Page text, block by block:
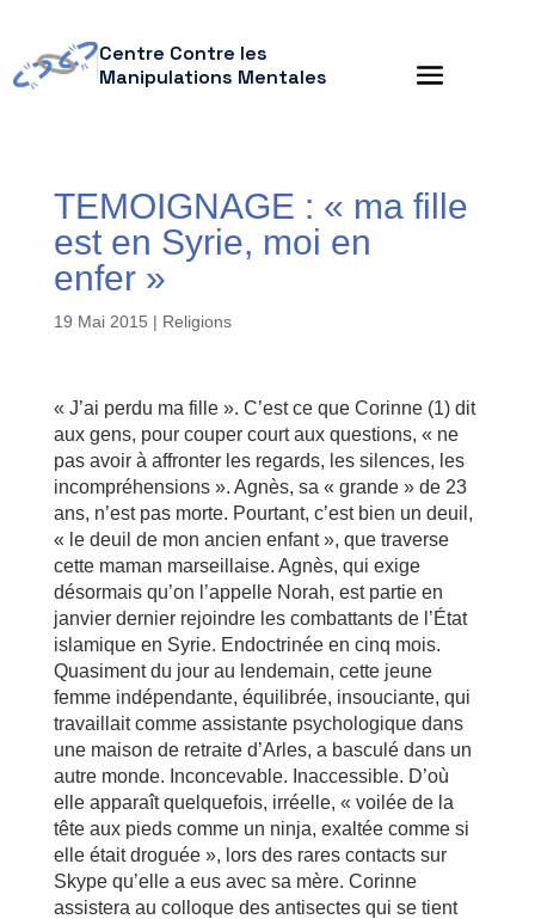
Centre Contre les
Manipulations Mentales
TEMOIGNAGE : « ma fille
est en Syrie, moi en
enfer »
19 Mai 2015 | Religions
« J’ai perdu ma fille ». C’est ce que Corinne (1) dit
aux gens, pour couper court aux questions, « ne
pas avoir à affronter les regards, les silences, les
incompréhensions ». Agnès, sa « grande » de 23
ans, n’est pas morte. Pourtant, c’est bien un deuil,
« le deuil de mon ancien enfant », que traverse
cette maman marseillaise. Agnès, qui exige
désormais qu’on l’appelle Norah, est partie en
janvier dernier rejoindre les combattants de l’État
islamique en Syrie. Endoctrinée en cinq mois.
Quasiment du jour au lendemain, cette jeune
femme indépendante, équilibrée, insouciante, qui
travaillait comme assistante psychologique dans
une maison de retraite d’Arles, a basculé dans un
autre monde. Inconcevable. Inaccessible. D’où
elle apparaît quelquefois, irréelle, « voilée de la
tête aux pieds comme un ninja, exaltée comme si
elle était droguée », lors des rares contacts sur
Skype qu’elle a eus avec sa mère. Corinne
assistera au colloque des antisectes qui se tient